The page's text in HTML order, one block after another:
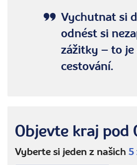
Vychutnat si
odnést si
zážitky – to je
cestování.
Objevte kraj pod
Vyberte si jeden z našich 5